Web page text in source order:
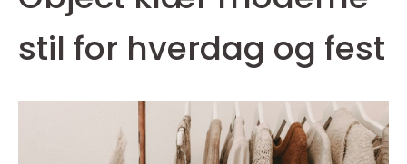
stil for hverdag og fest